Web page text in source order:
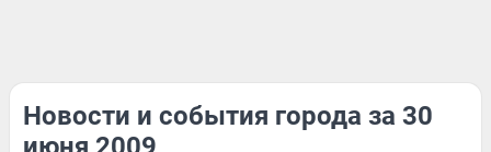
Новости и события города за 30